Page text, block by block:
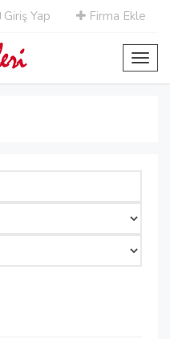
Giriş Yap Firma Ekle